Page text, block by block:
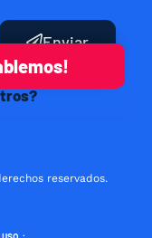
Enviar
reservados.